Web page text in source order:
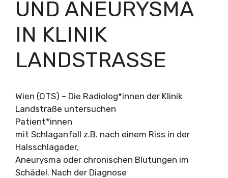
UND ANEURYSMA
IN KLINIK
LANDSTRASSE
Wien (OTS) – Die Radiolog*innen der Klinik
Landstraße untersuchen
Patient*innen
mit Schlaganfall z.B. nach einem Riss in der
Halsschlagader,
Aneurysma oder chronischen Blutungen im
Schädel. Nach der Diagnose